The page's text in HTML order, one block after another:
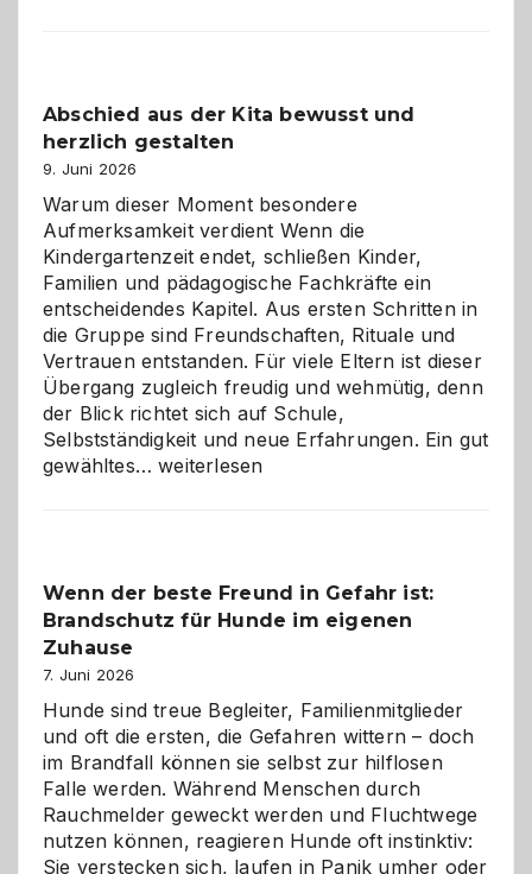
verstehen
Abschied aus der Kita bewusst und
herzlich gestalten
9. Juni 2026
Warum dieser Moment besondere
Aufmerksamkeit verdient Wenn die
Kindergartenzeit endet, schließen Kinder,
Familien und pädagogische Fachkräfte ein
entscheidendes Kapitel. Aus ersten Schritten in
die Gruppe sind Freundschaften, Rituale und
Vertrauen entstanden. Für viele Eltern ist dieser
Übergang zugleich freudig und wehmütig, denn
der Blick richtet sich auf Schule,
Selbstständigkeit und neue Erfahrungen. Ein gut
gewähltes…Abschied
und
herzlich
weiterlesen
Wenn der beste Freund in Gefahr ist:
Brandschutz für Hunde im eigenen
Zuhause
7. Juni 2026
Hunde sind treue Begleiter, Familienmitglieder
und oft die ersten, die Gefahren wittern – doch
im Brandfall können sie selbst zur hilflosen
Falle werden. Während Menschen durch
Rauchmelder geweckt werden und Fluchtwege
nutzen können, reagieren Hunde oft instinktiv:
Sie verstecken sich, laufen in Panik umher oder